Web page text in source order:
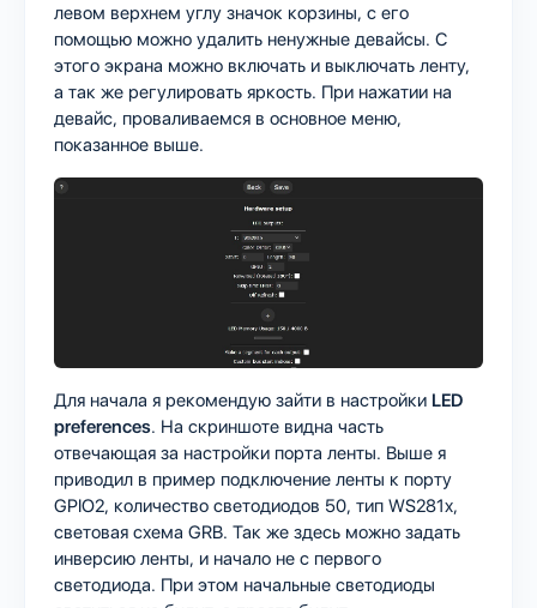
левом верхнем углу значок корзины, с его
помощью можно удалить ненужные девайсы. С
этого экрана можно включать и выключать ленту,
а так же регулировать яркость. При нажатии на
девайс, проваливаемся в основное меню,
показанное выше.
Для начала я рекомендую зайти в настройки LED
preferences. На скриншоте видна часть
отвечающая за настройки порта ленты. Выше я
приводил в пример подключение ленты к порту
GPIO2, количество светодиодов 50, тип WS281x,
световая схема GRB. Так же здесь можно задать
инверсию ленты, и начало не с первого
светодиода. При этом начальные светодиоды